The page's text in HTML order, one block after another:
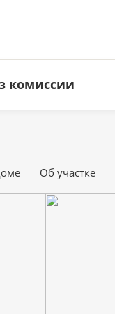
Под ИЖС
комиссии
Об участке